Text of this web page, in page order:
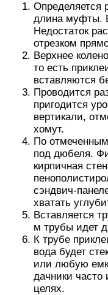
Определяется
длина муфты.
Недостаток
отрезком
Верхнее
то есть
вставляются
Проводится
пригодится
вертикали,
хомут.
По отмеченным
под дюбеля.
кирпичная
сэндвич-
хватать
Вставляется
м трубы идет
К трубе
вода будет
или любую
дачники часто
целях.